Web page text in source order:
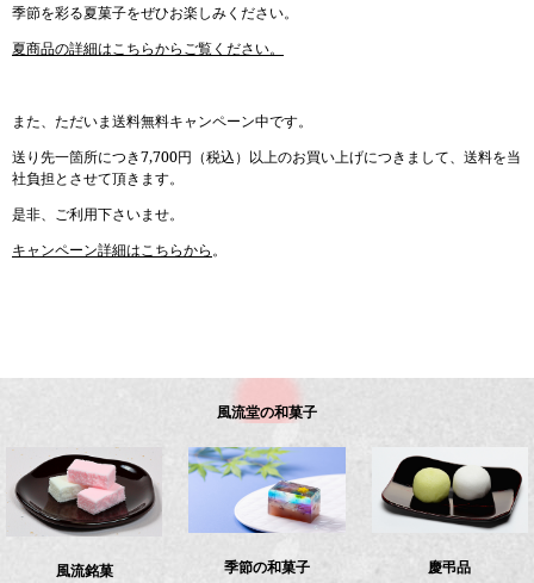
季節を彩る夏菓子をぜひお楽しみください。
夏商品の詳細はこちらからご覧ください。
また、ただいま送料無料キャンペーン中です。
送り先一箇所につき7,700円（税込）以上のお買い上げにつきまして、送料を当
社負担とさせて頂きます。
是非、ご利用下さいませ。
キャンペーン詳細はこちらから。
風流堂の和菓子
風流銘菓 季節の和菓子 慶弔品